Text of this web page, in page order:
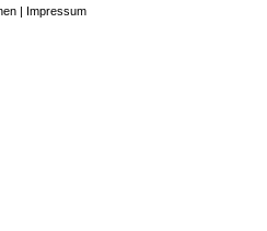
| Impressum